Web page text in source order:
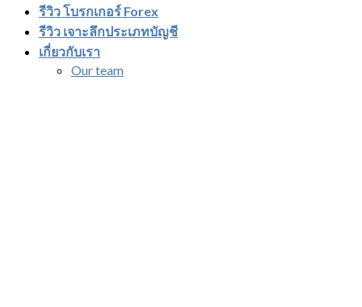
รีวิว โบรกเกอร์ Forex
รีวิว เจาะลึกประเภทบัญชี
เกี่ยวกับเรา
Our team